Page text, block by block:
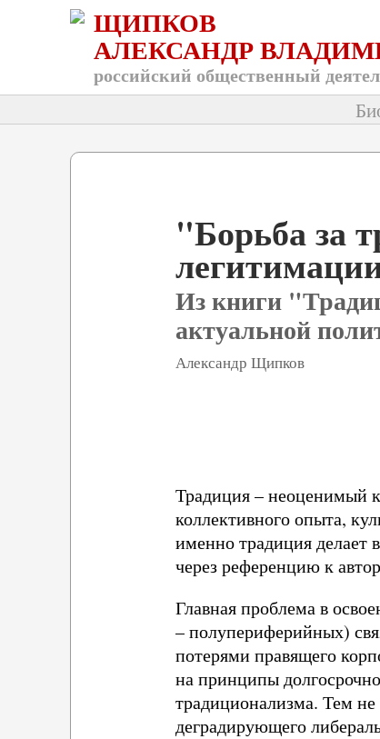
ЩИПКОВ
АЛЕКСАНДР
российский общественный
"Борьба за
Из книги
актуальной
Александр Щипков
Традиция – неоценимый
коллективного опыта,
именно традиция делает
через референцию к
Главная проблема в
– полупериферийных)
потерями правящего
на принципы
традиционализма. Тем не
деградирующего